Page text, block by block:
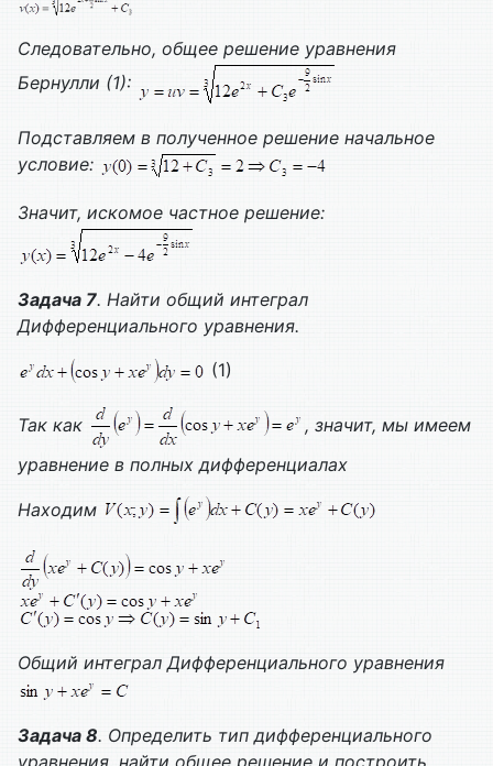
Следовательно, общее решение уравнения
Бернулли (1):
Подставляем в полученное решение начальное
условие:
Значит, искомое частное решение:
Задача 7. Найти общий интеграл
Дифференциального уравнения.
(1)
Так как
, значит, мы имеем
уравнение в полных дифференциалах
Находим
Общий интеграл Дифференциального уравнения
Задача 8. Определить тип дифференциального
уравнения, найти общее решение и построить